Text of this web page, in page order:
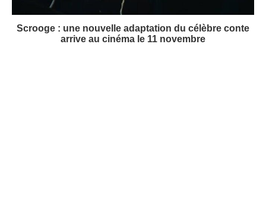
Scrooge : une nouvelle adaptation du célèbre conte
arrive au cinéma le 11 novembre